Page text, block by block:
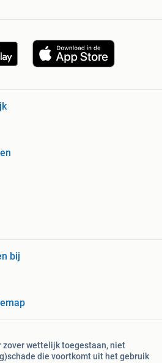
bij
zover wettelijk toegestaan, niet
die voortkomt uit het gebruik